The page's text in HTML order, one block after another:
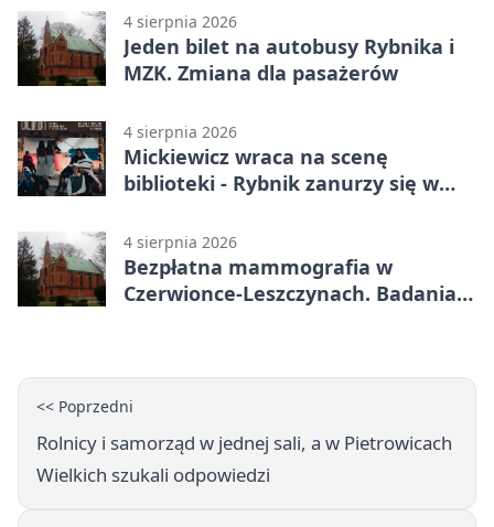
4 sierpnia 2026
Jeden bilet na autobusy Rybnika i
MZK. Zmiana dla pasażerów
4 sierpnia 2026
Mickiewicz wraca na scenę
biblioteki - Rybnik zanurzy się w
4 sierpnia 2026
Bezpłatna mammografia w
Czerwionce-Leszczynach. Badania
<< Poprzedni
Rolnicy i samorząd w jednej sali, a w Pietrowicach
Wielkich szukali odpowiedzi